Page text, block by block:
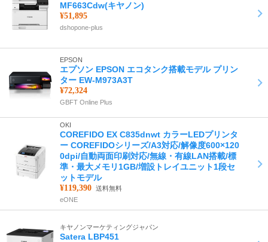
MF663Cdw(キヤノン)
¥51,895
dshopone-plus
EPSON
エプソン EPSON エコタンク搭載モデル プリン
ター EW-M973A3T
¥72,324
GBFT Online Plus
OKI
COREFIDO EX C835dnwt カラーLEDプリンタ
ー COREFIDOシリーズ/A3対応/解像度600×120
0dpi/自動両面印刷対応/無線・有線LAN搭載/標
準・最大メモリ1GB/増設トレイユニット1段セ
ットモデル
¥119,390 送料無料
eONE
キヤノンマーケティングジャパン
Satera LBP451